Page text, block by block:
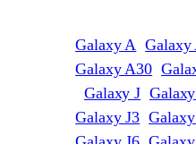
Galaxy A Galaxy
Galaxy A30
Galaxy J
Galaxy J3